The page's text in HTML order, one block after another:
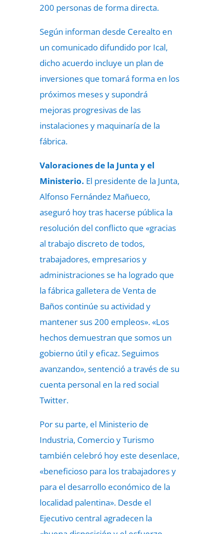
200 personas de forma directa.
Según informan desde Cerealto en
un comunicado difundido por Ical,
dicho acuerdo incluye un plan de
inversiones que tomará forma en los
próximos meses y supondrá
mejoras progresivas de las
instalaciones y maquinaría de la
fábrica.
Valoraciones de la Junta y el
Ministerio. El presidente de la Junta,
Alfonso Fernández Mañueco,
aseguró hoy tras hacerse pública la
resolución del conflicto que «gracias
al trabajo discreto de todos,
trabajadores, empresarios y
administraciones se ha logrado que
la fábrica galletera de Venta de
Baños continúe su actividad y
mantener sus 200 empleos». «Los
hechos demuestran que somos un
gobierno útil y eficaz. Seguimos
avanzando», sentenció a través de su
cuenta personal en la red social
Twitter.
Por su parte, el Ministerio de
Industria, Comercio y Turismo
también celebró hoy este desenlace,
«beneficioso para los trabajadores y
para el desarrollo económico de la
localidad palentina». Desde el
Ejecutivo central agradecen la